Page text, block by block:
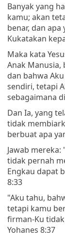
Banyak yang
kamu; akan
benar, dan
Kukatakan
Maka kata
Anak Manusia,
dan bahwa
sendiri, tetapi
sebagaimana
Dan Ia, yang
tidak
berbuat apa
Jawab
tidak pernah
Engkau dapat
8:33
"Aku tahu,
tetapi kamu
firman-Ku
Yohanes 8:37